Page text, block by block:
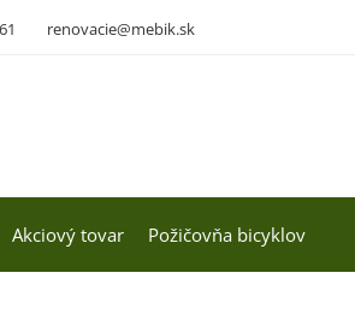
renovacie@mebik.sk
Akciový tovar Požičovňa bicyklov